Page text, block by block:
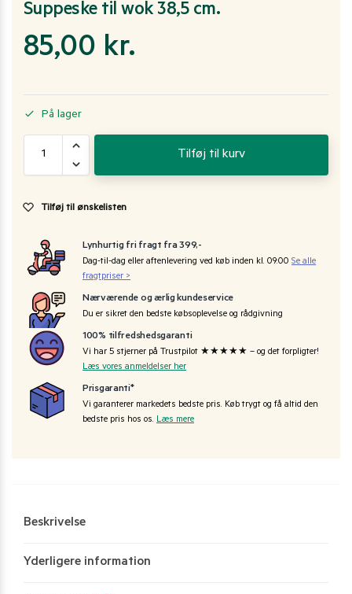
Suppeske til wok 38,5 cm.
85,00 kr.
På lager
Tilføj til kurv
Tilføj til ønskelisten
Lynhurtig fri fragt fra 399,-
Dag-til-dag eller aftenlevering ved køb inden kl. 09:00 Se alle
fragtpriser >
Nærværende og ærlig kundeservice
Du er sikret den bedste købsoplevelse og rådgivning
100% tilfredshedsgaranti
Vi har 5 stjerner på Trustpilot ★★★★★ – og det forpligter!
Læs vores anmeldelser her
Prisgaranti*
Vi garanterer markedets bedste pris. Køb trygt og få altid den
bedste pris hos os. Læs mere
Beskrivelse
Yderligere information